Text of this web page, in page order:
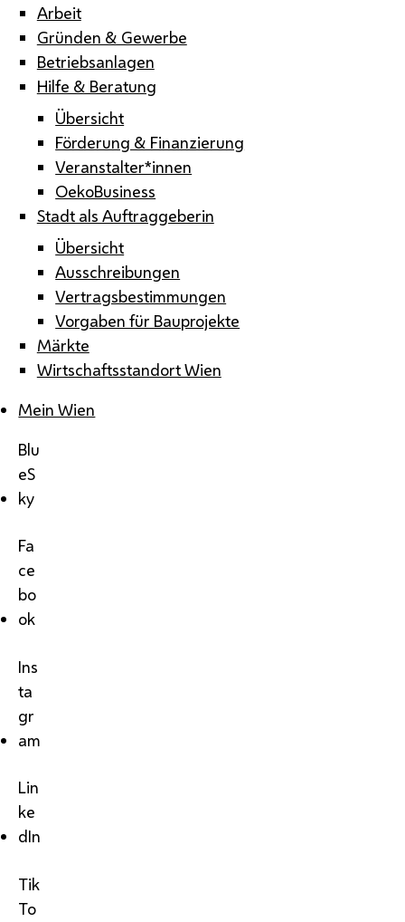
Arbeit
Gründen & Gewerbe
Betriebsanlagen
Hilfe & Beratung
Übersicht
Förderung & Finanzierung
Veranstalter*innen
OekoBusiness
Stadt als Auftraggeberin
Übersicht
Ausschreibungen
Vertragsbestimmungen
Vorgaben für Bauprojekte
Märkte
Wirtschaftsstandort Wien
Mein Wien
Blu
eS
ky
Fa
ce
bo
ok
Ins
ta
gr
am
Lin
ke
dIn
Tik
To